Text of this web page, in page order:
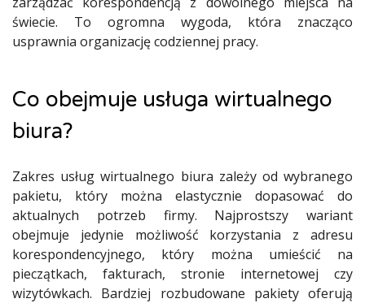
świecie. To ogromna wygoda, która znacząco
usprawnia organizację codziennej pracy.
Co obejmuje usługa wirtualnego
biura?
Zakres usług wirtualnego biura zależy od wybranego
pakietu, który można elastycznie dopasować do
aktualnych potrzeb firmy. Najprostszy wariant
obejmuje jedynie możliwość korzystania z adresu
korespondencyjnego, który można umieścić na
pieczątkach, fakturach, stronie internetowej czy
wizytówkach. Bardziej rozbudowane pakiety oferują